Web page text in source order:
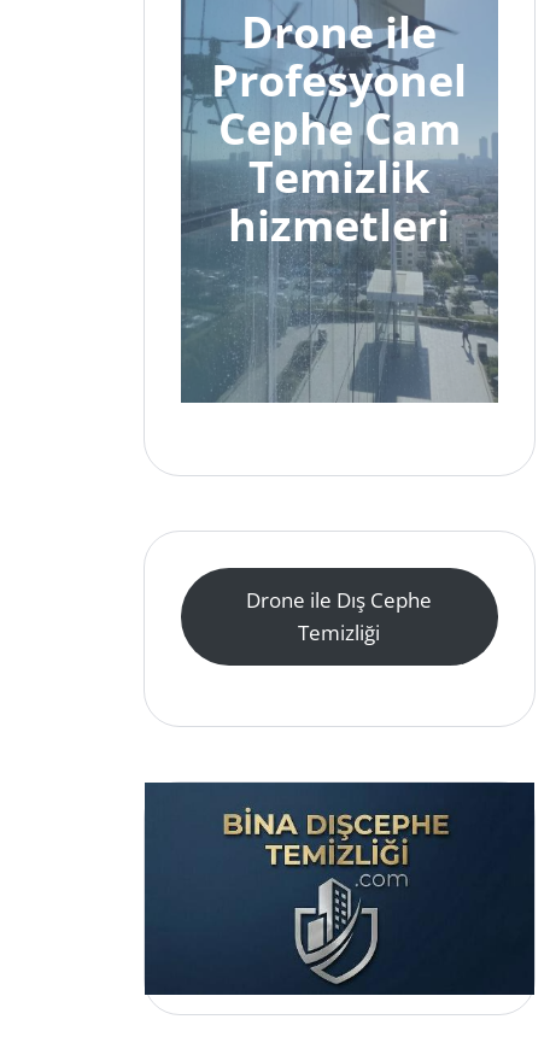
Drone ile
Profesyonel
Cephe Cam
Temizlik
hizmetleri
Drone ile Dış Cephe
Temizliği